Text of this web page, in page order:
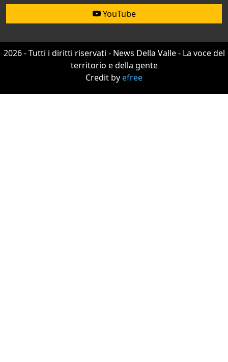
YouTube
2026 - Tutti i diritti riservati - News Della Valle - La voce del
territorio e della gente
Credit byefree